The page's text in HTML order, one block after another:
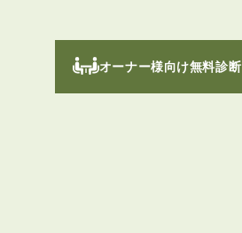
オーナー様向け無料診断